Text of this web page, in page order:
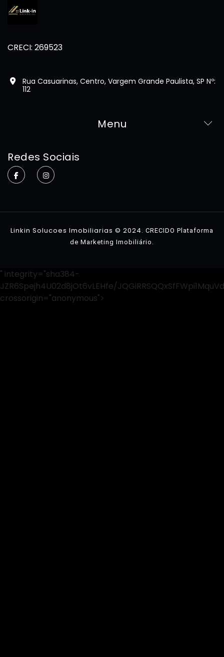
CRECI: 269523
Rua Casuarinas, Centro, Vargem Grande Paulista, SP Nº:
112
Menu
Redes Sociais
Linkin Solucoes Imobiliarias © 2024. CRECIDO Plataforma
de Marketing Imobiliário .
" integrity="sha384-
JZR6Spejh4U02d8jOt6vLEHfe/
crossorigin="anonymous">